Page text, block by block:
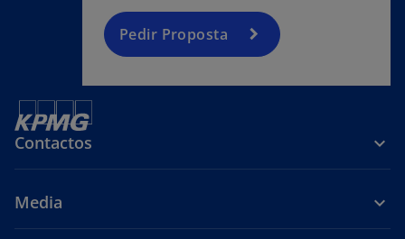
Pedir Proposta
Contactos
Media